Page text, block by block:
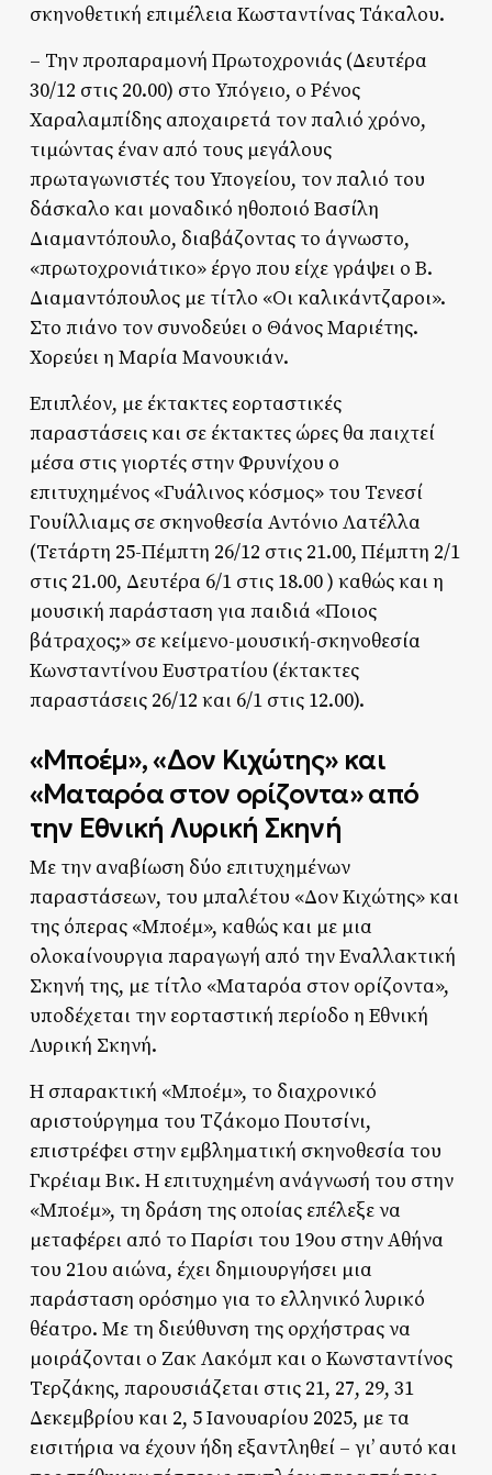
σκηνοθετική επιμέλεια Κωσταντίνας Τάκαλου.
– Την προπαραμονή Πρωτοχρονιάς (Δευτέρα
30/12 στις 20.00) στο Υπόγειο, ο Ρένος
Χαραλαμπίδης αποχαιρετά τον παλιό χρόνο,
τιμώντας έναν από τους μεγάλους
πρωταγωνιστές του Υπογείου, τον παλιό του
δάσκαλο και μοναδικό ηθοποιό Βασίλη
Διαμαντόπουλο, διαβάζοντας το άγνωστο,
«πρωτοχρονιάτικο» έργο που είχε γράψει ο Β.
Διαμαντόπουλος με τίτλο «Οι καλικάντζαροι».
Στο πιάνο τον συνοδεύει ο Θάνος Μαριέτης.
Χορεύει η Μαρία Μανουκιάν.
Επιπλέον, με έκτακτες εορταστικές
παραστάσεις και σε έκτακτες ώρες θα παιχτεί
μέσα στις γιορτές στην Φρυνίχου ο
επιτυχημένος «Γυάλινος κόσμος» του Τενεσί
Γουίλλιαμς σε σκηνοθεσία Αντόνιο Λατέλλα
(Τετάρτη 25-Πέμπτη 26/12 στις 21.00, Πέμπτη 2/1
στις 21.00, Δευτέρα 6/1 στις 18.00 ) καθώς και η
μουσική παράσταση για παιδιά «Ποιος
βάτραχος;» σε κείμενο-μουσική-σκηνοθεσία
Κωνσταντίνου Ευστρατίου (έκτακτες
παραστάσεις 26/12 και 6/1 στις 12.00).
«Μποέμ», «Δον Κιχώτης» και
«Ματαρόα στον ορίζοντα» από
την Εθνική Λυρική Σκηνή
Με την αναβίωση δύο επιτυχημένων
παραστάσεων, του μπαλέτου «Δον Κιχώτης» και
της όπερας «Μποέμ», καθώς και με μια
ολοκαίνουργια παραγωγή από την Εναλλακτική
Σκηνή της, με τίτλο «Ματαρόα στον ορίζοντα»,
υποδέχεται την εορταστική περίοδο η Εθνική
Λυρική Σκηνή.
Η σπαρακτική «Μποέμ», το διαχρονικό
αριστούργημα του Τζάκομο Πουτσίνι,
επιστρέφει στην εμβληματική σκηνοθεσία του
Γκρέιαμ Βικ. Η επιτυχημένη ανάγνωσή του στην
«Μποέμ», τη δράση της οποίας επέλεξε να
μεταφέρει από το Παρίσι του 19ου στην Αθήνα
του 21ου αιώνα, έχει δημιουργήσει μια
παράσταση ορόσημο για το ελληνικό λυρικό
θέατρο. Με τη διεύθυνση της ορχήστρας να
μοιράζονται ο Ζακ Λακόμπ και ο Κωνσταντίνος
Τερζάκης, παρουσιάζεται στις 21, 27, 29, 31
Δεκεμβρίου και 2, 5 Ιανουαρίου 2025, με τα
εισιτήρια να έχουν ήδη εξαντληθεί – γι’ αυτό και